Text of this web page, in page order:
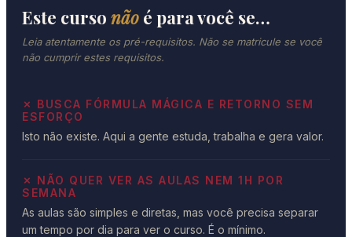
Este curso não é para você se…
Leia atentamente os pré-requisitos. Não se matricule se você
não cumprir estes requisitos.
✗ BUSCA FÓRMULA MÁGICA E RETORNO SEM
ESFORÇO
Isto não existe. Aqui a gente estuda, trabalha e gera valor.
✗ NÃO QUER VER AS AULAS NEM 1H POR
SEMANA
As aulas são simples e diretas, mas você precisa separar
um tempo por dia para ver o curso. É o mínimo.